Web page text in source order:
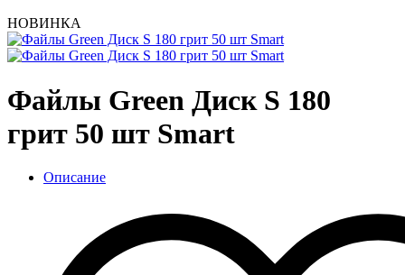
НОВИНКА
Файлы Green Диск S 180
грит 50 шт Smart
Описание